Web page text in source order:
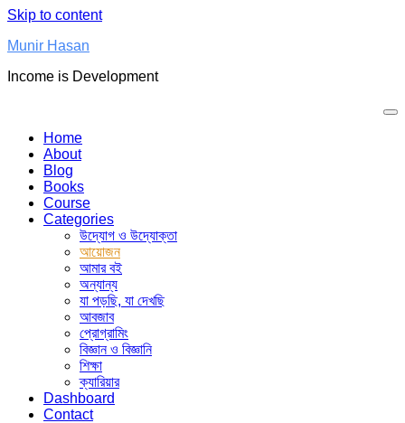
Skip to content
Munir Hasan
Income is Development
Home
About
Blog
Books
Course
Categories
উদ্যোগ ও উদ্যোক্তা
আয়োজন
আমার বই
অন্যান্য
যা পড়ছি, যা দেখছি
আবজাব
প্রোগ্রামিং
বিজ্ঞান ও বিজ্ঞানি
শিক্ষা
ক্যারিয়ার
Dashboard
Contact